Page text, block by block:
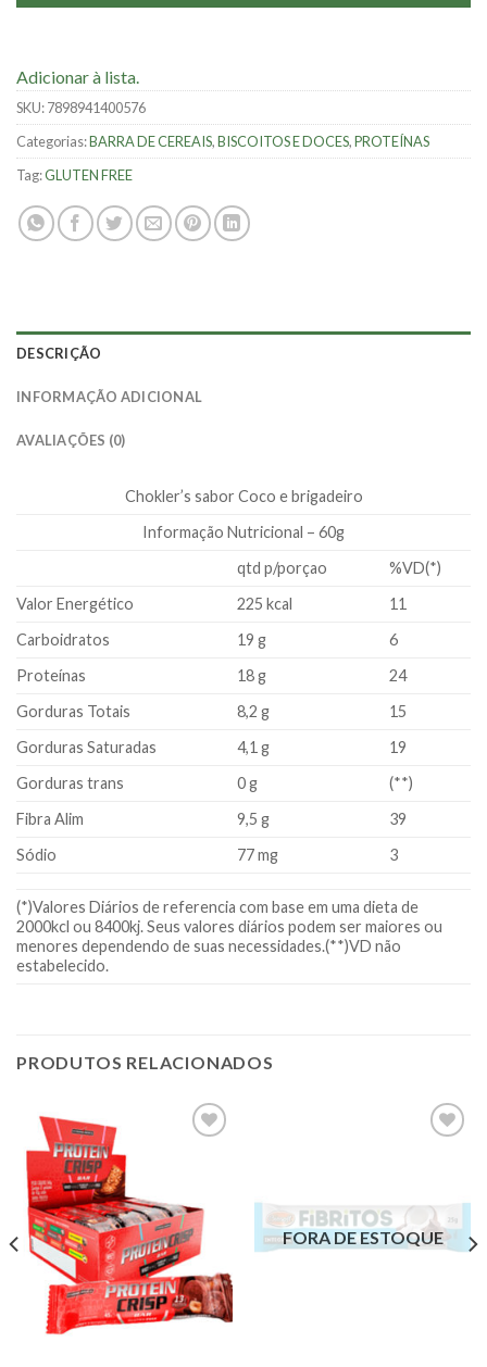
Adicionar à lista.
SKU:7898941400576
Categorias:BARRA DE CEREAIS,BISCOITOS E DOCES,PROTEÍNAS
Tag:GLUTEN FREE
DESCRIÇÃO
INFORMAÇÃO ADICIONAL
AVALIAÇÕES (0)
Chokler’s sabor Coco e brigadeiro
Informação Nutricional – 60g
qtd p/porçao
%VD(*)
Valor Energético
225 kcal
11
Carboidratos
19 g
6
Proteínas
18 g
24
Gorduras Totais
8,2 g
15
Gorduras Saturadas
4,1 g
19
Gorduras trans
0 g
(**)
Fibra Alim
9,5 g
39
Sódio
77 mg 3
(*)Valores Diários de referencia com base em uma dieta de
2000kcl ou 8400kj. Seus valores diários podem ser maiores ou
menores dependendo de suas necessidades.(**)VD não
estabelecido.
PRODUTOS RELACIONADOS
FORA DE ESTOQUE